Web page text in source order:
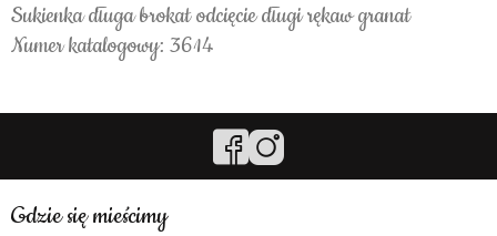
Sukienka długa brokat odcięcie długi rękaw granat
Numer katalogowy: 3614
Gdzie się mieścimy